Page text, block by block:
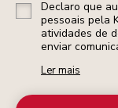
Declaro que
pessoais pela
atividades de
enviar
Ler mais